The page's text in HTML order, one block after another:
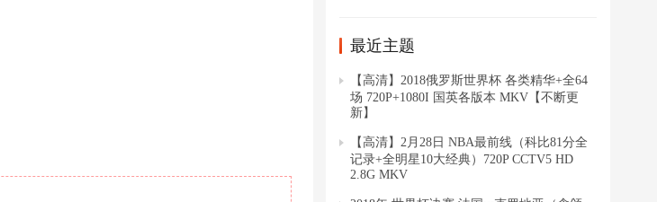
最近主题
【高清】2018俄罗斯世界杯 各类精华+全64
场 720P+1080I 国英各版本 MKV【不断更
新】
【高清】2月28日 NBA最前线（科比81分全
记录+全明星10大经典）720P CCTV5 HD
2.8G MKV